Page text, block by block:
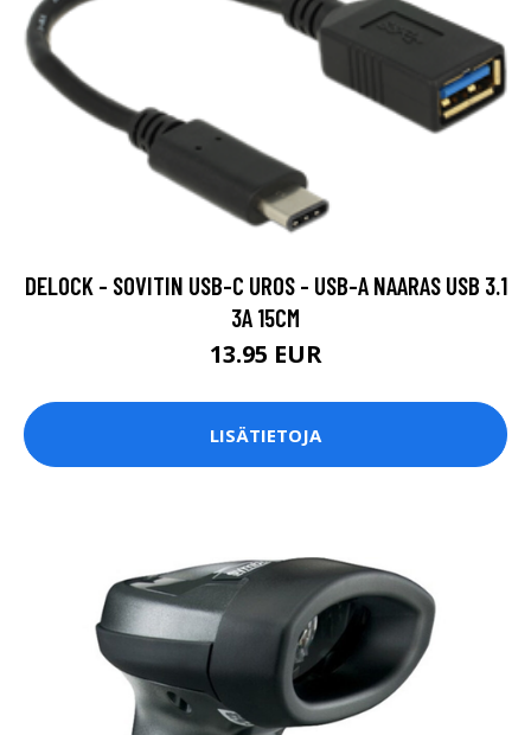
DELOCK - SOVITIN USB-C UROS - USB-A NAARAS USB 3.1
3A 15CM
13.95 EUR
LISÄTIETOJA